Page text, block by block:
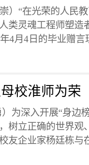
）“在光荣的人民
类灵魂工程师塑
4月4日的毕业赠
校淮师为荣
为深入开展“身边
树立正确的世界观
友企业家杨廷栋与